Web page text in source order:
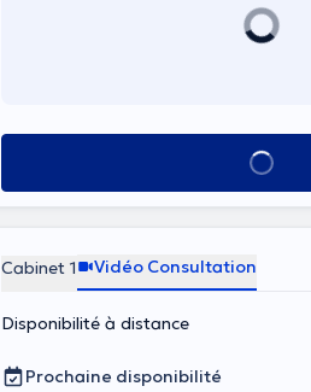
Voir tout
Cabinet 1 Vidéo Consultation
Disponibilité à distance
Prochaine disponibilité